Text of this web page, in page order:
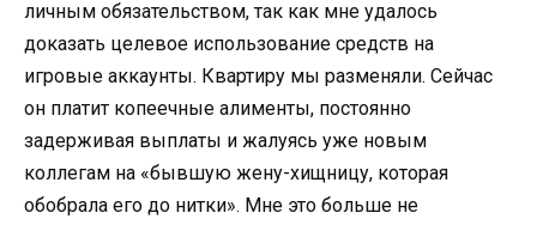
личным обязательством, так как мне удалось
доказать целевое использование средств на
игровые аккаунты. Квартиру мы разменяли. Сейчас
он платит копеечные алименты, постоянно
задерживая выплаты и жалуясь уже новым
коллегам на «бывшую жену-хищницу, которая
обобрала его до нитки». Мне это больше не